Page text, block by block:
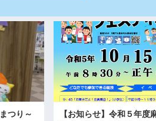
つり～
【お知らせ】令和５年度